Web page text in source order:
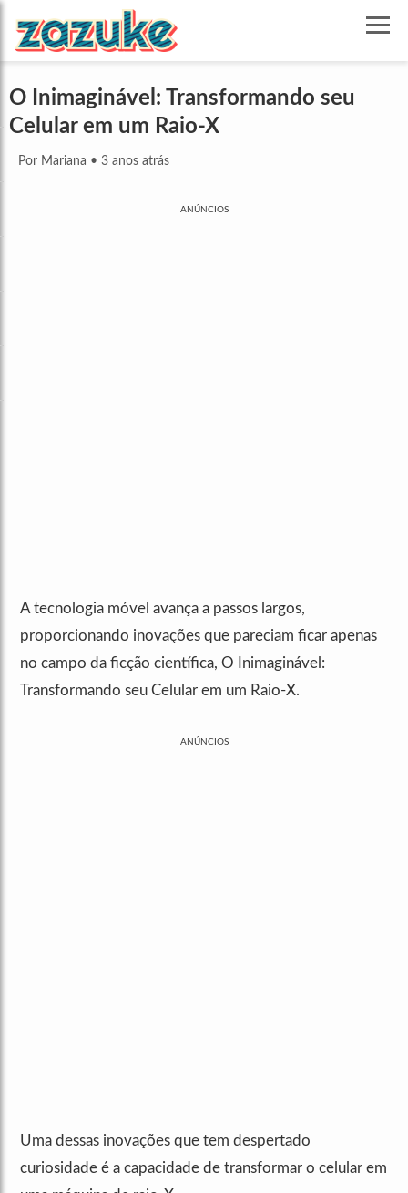
O Inimaginável: Transformando seu
Celular em um Raio-X
Por Mariana • 3 anos atrás
ANÚNCIOS
A tecnologia móvel avança a passos largos,
proporcionando inovações que pareciam ficar apenas
no campo da ficção científica, O Inimaginável:
Transformando seu Celular em um Raio-X.
ANÚNCIOS
Uma dessas inovações que tem despertado
curiosidade é a capacidade de transformar o celular em